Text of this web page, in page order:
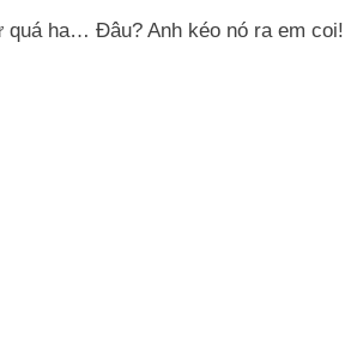
ha… Ðâu? Anh kéo nó ra em coi!